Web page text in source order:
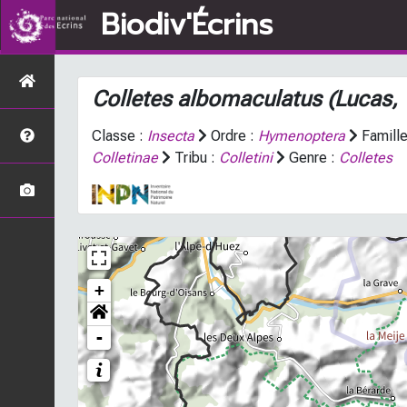
Biodiv'Écrins
Colletes albomaculatus(Lucas,
Classe : Insecta Ordre : Hymenoptera
Colletinae
Tribu : Colletini Genre : Colletes
+
-